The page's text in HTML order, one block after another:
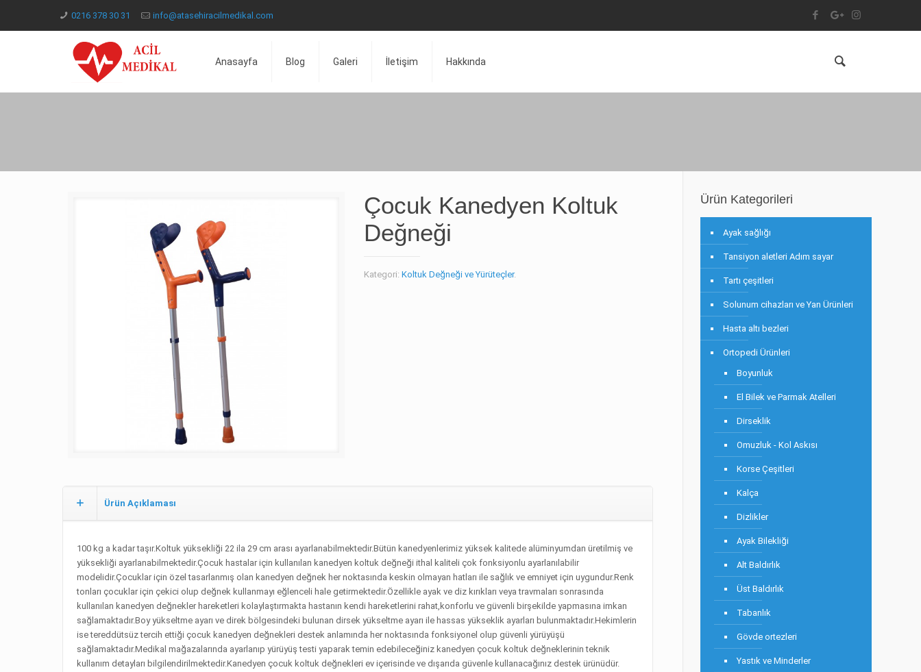
0216 378 30 31 info@atasehiracilmedikal.com
Anasayfa Blog Galeri İletişim Hakkında
Çocuk Kanedyen Koltuk
Değneği
Kategori: Koltuk Değneği ve Yürüteçler.
Ürün Açıklaması
100 kg a kadar taşır.Koltuk yüksekliği 22 ila 29 cm arası ayarlanabilmektedir.Bütün kanedyenlerimiz yüksek kalitede alüminyumdan üretilmiş ve
yüksekliği ayarlanabilmektedir.Çocuk hastalar için kullanılan kanedyen koltuk değneği ithal kaliteli çok fonksiyonlu ayarlanılabilir
modelidir.Çocuklar için özel tasarlanmış olan kanedyen değnek her noktasında keskin olmayan hatları ile sağlık ve emniyet için uygundur.Renk
tonları çocuklar için çekici olup değnek kullanmayı eğlenceli hale getirmektedir.Özellikle ayak ve diz kırıkları veya travmaları sonrasında
kullanılan kanedyen değnekler hareketleri kolaylaştırmakta hastanın kendi hareketlerini rahat,konforlu ve güvenli birşekilde yapmasına imkan
sağlamaktadır.Boy yükseltme ayarı ve direk bölgesindeki bulunan dirsek yükseltme ayarı ile hassas yükseklik ayarları bulunmaktadır.Hekimlerin
ise tereddütsüz tercih ettiği çocuk kanedyen değnekleri destek anlamında her noktasında fonksiyonel olup güvenli yürüyüşü
sağlamaktadır.Medikal mağazalarında ayarlanıp yürüyüş testi yaparak temin edebileceğiniz kanedyen çocuk koltuk değneklerinin teknik
kullanım detayları bilgilendirilmektedir.Kanedyen çocuk koltuk değnekleri ev içerisinde ve dışarıda güvenle kullanacağınız destek ürünüdür.
Ürün Kategorileri
Ayak sağlığı
Tansiyon aletleri Adım sayar
Tartı çeşitleri
Solunum cihazları ve Yan Ürünleri
Hasta altı bezleri
Ortopedi Ürünleri
Boyunluk
El Bilek ve Parmak Atelleri
Dirseklik
Omuzluk - Kol Askısı
Korse Çeşitleri
Kalça
Dizlikler
Ayak Bilekliği
Alt Baldırlık
Üst Baldırlık
Tabanlık
Gövde ortezleri
Yastık ve Minderler